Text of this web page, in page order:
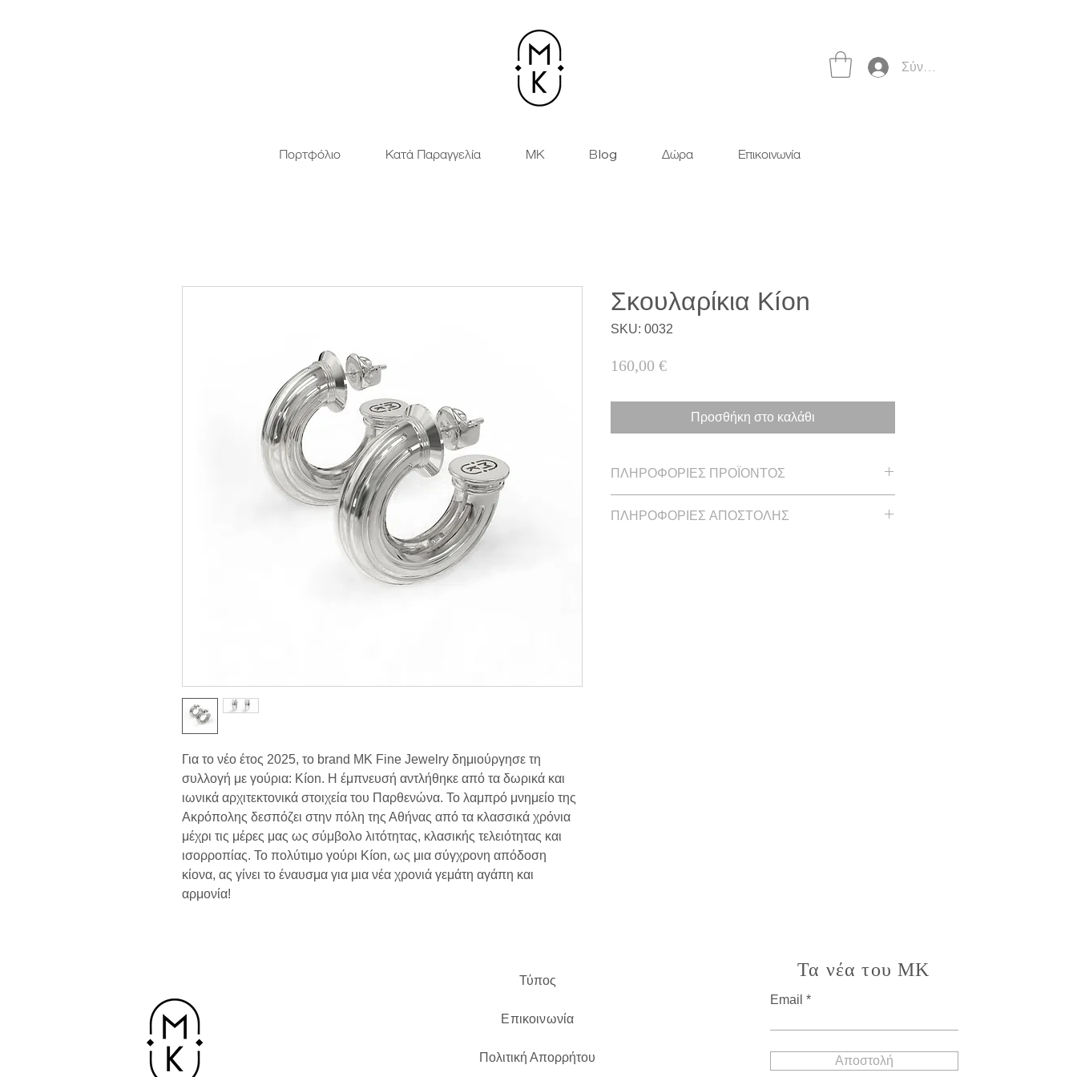
Σύνδεση
Πορτφόλιο Κατά Παραγγελία ΜΚ Βlog Δώρα Επικοινωνία
Για το νέο έτος 2025, το brand MK Fine Jewelry δημιούργησε τη
συλλογή με γούρια: Kíon. Η έμπνευσή αντλήθηκε από τα δωρικά και
ιωνικά αρχιτεκτονικά στοιχεία του Παρθενώνα. Το λαμπρό μνημείο της
Ακρόπολης δεσπόζει στην πόλη της Αθήνας από τα κλασσικά χρόνια
μέχρι τις μέρες μας ως σύμβολο λιτότητας, κλασικής τελειότητας και
ισορροπίας. To πολύτιμο γούρι Kíon, ως μια σύγχρονη απόδοση
κίονα, ας γίνει το έναυσμα για μια νέα χρονιά γεμάτη αγάπη και
αρμονία!
Σκουλαρίκια Kíon
SKU: 0032
160,00 €Τιμή
Προσθήκη στο καλάθι
ΠΛΗΡΟΦΟΡΙΕΣ ΠΡΟΪΟΝΤΟΣ
Ασήμι
ΠΛΗΡΟΦΟΡΙΕΣ ΑΠΟΣΤΟΛΗΣ
Τύπος
Επικοινωνία
Πολιτική Απορρήτου
Τα νέα του MK
Email
Αποστολή